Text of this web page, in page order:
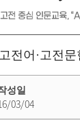
전어·고전문
성일
03/04